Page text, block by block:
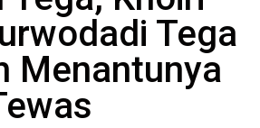
Tega
Menantunya